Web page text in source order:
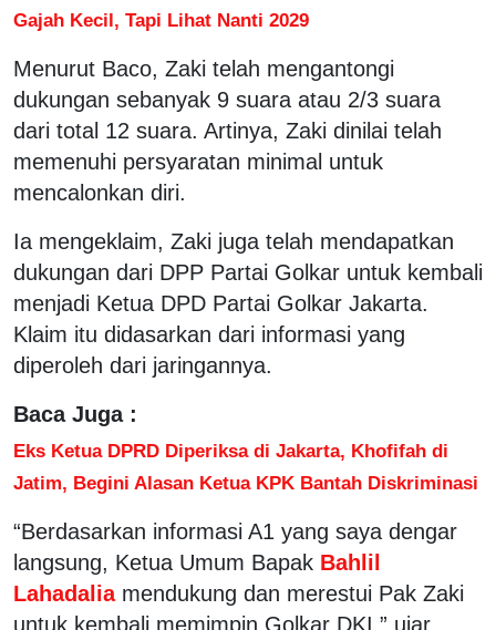
Gajah Kecil, Tapi Lihat Nanti 2029
Menurut Baco, Zaki telah mengantongi
dukungan sebanyak 9 suara atau 2/3 suara
dari total 12 suara. Artinya, Zaki dinilai telah
memenuhi persyaratan minimal untuk
mencalonkan diri.
Ia mengeklaim, Zaki juga telah mendapatkan
dukungan dari DPP Partai Golkar untuk kembali
menjadi Ketua DPD Partai Golkar Jakarta.
Klaim itu didasarkan dari informasi yang
diperoleh dari jaringannya.
Baca Juga :
Eks Ketua DPRD Diperiksa di Jakarta, Khofifah di
Jatim, Begini Alasan Ketua KPK Bantah Diskriminasi
“Berdasarkan informasi A1 yang saya dengar
langsung, Ketua Umum Bapak Bahlil
Lahadalia mendukung dan merestui Pak Zaki
untuk kembali memimpin Golkar DKI,” ujar